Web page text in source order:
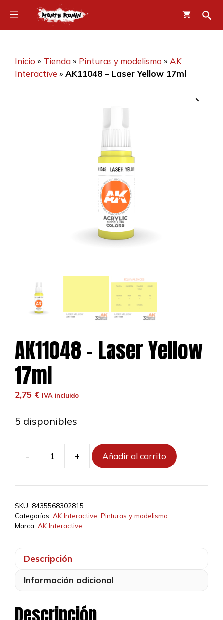
contenido
Menú
Inicio » Tienda» Pinturas y modelismo » AK
Interactive » AK11048 – Laser Yellow 17ml
AK11048 – Laser Yellow
17ml
2,75 € IVA incluido
5 disponibles
-
AK11048
Laser
17ml
+ Añadir al carrito
SKU: 8435568302815
Categorías: AK Interactive Pinturas y modelismo
Marca: AK Interactive
Descripción
Información adicional